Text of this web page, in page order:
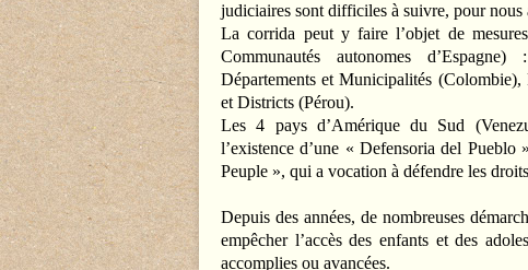
judiciaires sont difficiles à suivre, pour nous
La corrida peut y faire l’objet de
Communautés autonomes
Départements et Municipalités
et Districts (Pérou).
Les 4 pays d’Amérique du Sud
l’existence d’une « Defensoria del
Peuple », qui a vocation à défendre les
Depuis des années, de nombreuses
empêcher l’accès des enfants et des
accomplies ou avancées.